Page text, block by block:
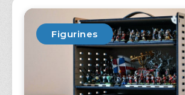
Figurines